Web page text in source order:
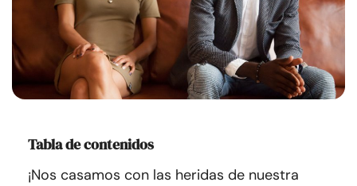
Familia
Ayuda
Recursos
Tabla de contenidos
¡Nos casamos con las heridas de nuestra